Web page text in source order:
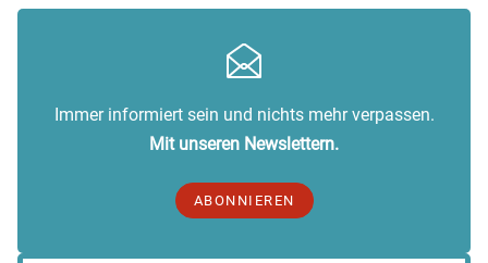
Immer informiert sein und nichts mehr verpassen.
Mit unseren Newslettern.
ABONNIEREN